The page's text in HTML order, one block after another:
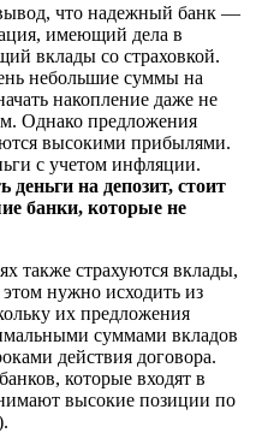
что надежный банк —
имеющий дела в
вклады со страховкой.
небольшие суммы на
накопление даже не
Однако предложения
высокими прибылями.
с учетом инфляции.
на депозит, стоит
банки, которые не
также страхуются вклады,
нужно исходить из
их предложения
суммами вкладов
действия договора.
которые входят в
высокие позиции по